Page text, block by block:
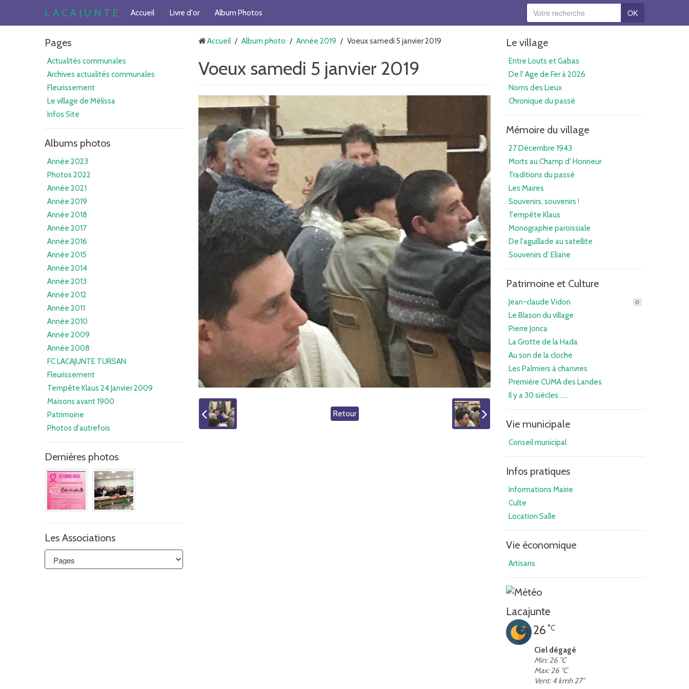
L A C A J U N T E Accueil Livre d'or Album Photos OK
Pages
Actualités communales
Archives actualités communales
Fleurissement
Le village de Mélissa
Infos Site
Albums photos
Année 2023
Photos 2022
Année 2021
Année 2019
Année 2018
Année 2017
Année 2016
Année 2015
Année 2014
Année 2013
Année 2012
Année 2011
Année 2010
Année 2009
Année 2008
FC LACAJUNTE TURSAN
Fleurissement
Tempête Klaus 24 Janvier 2009
Maisons avant 1900
Patrimoine
Photos d'autrefois
Dernières photos
Les Associations
Accueil / Album photo / Année 2019 / Voeux samedi 5 janvier 2019
Voeux samedi 5 janvier 2019
Retour
Le village
Entre Louts et Gabas
De l' Age de Fer à 2026
Noms des Lieux
Chronique du passé
Mémoire du village
27 Décembre 1943
Morts au Champ d' Honneur
Traditions du passé
Les Maires
Souvenirs, souvenirs !
Tempête Klaus
Monographie paroissiale
De l'aguillade au satellite
Souvenirs d' Eliane
Patrimoine et Culture
Jean-claude Vidon 0
Le Blason du village
Pierre Jonca
La Grotte de la Hada
Au son de la cloche
Les Palmiers à chanvres
Première CUMA des Landes
Il y a 30 siècles .....
Vie municipale
Conseil municipal
Infos pratiques
Informations Mairie
Culte
Location Salle
Vie économique
Artisans
Lacajunte
26 °C
Ciel dégagé
Min: 26 °C
Max: 26 °C
Vent: 4 kmh 27°